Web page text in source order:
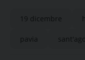
19 dicembre
pavia